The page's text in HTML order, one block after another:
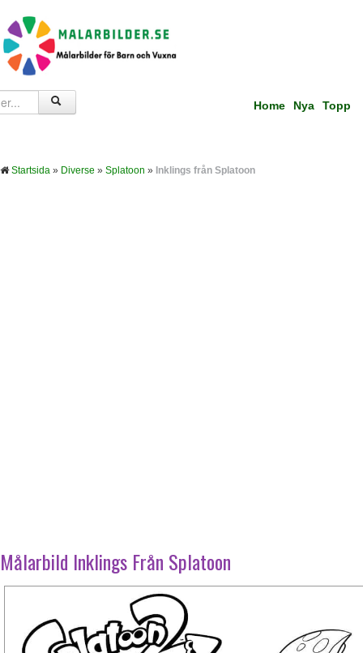
Home Nya Topp
Startsida » Diverse » Splatoon » Inklings från Splatoon
Målarbild Inklings Från Splatoon